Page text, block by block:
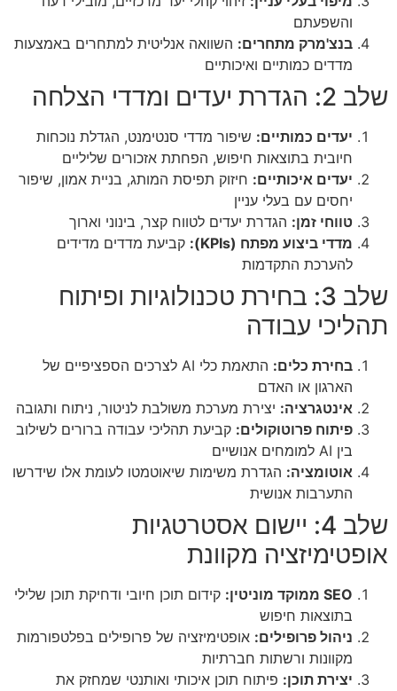
והשפעתם
בנצ'מרק מתחרים: השוואה אנליטית למתחרים באמצעות
מדדים כמותיים ואיכותיים
שלב 2: הגדרת יעדים ומדדי הצלחה
יעדים כמותיים: שיפור מדדי סנטימנט, הגדלת נוכחות
חיובית בתוצאות חיפוש, הפחתת אזכורים שליליים
יעדים איכותיים: חיזוק תפיסת המותג, בניית אמון, שיפור
יחסים עם בעלי עניין
טווחי זמן: הגדרת יעדים לטווח קצר, בינוני וארוך
מדדי ביצוע מפתח (KPIs):
קביעת מדדים מדידים
להערכת התקדמות
שלב 3: בחירת טכנולוגיות ופיתוח
תהליכי עבודה
בחירת כלים:
התאמת כלי AI לצרכים הספציפיים של
הארגון או האדם
אינטגרציה: יצירת מערכת משולבת לניטור, ניתוח ותגובה
פיתוח פרוטוקולים: קביעת תהליכי עבודה ברורים לשילוב
בין AI למומחים אנושיים
אוטומציה: הגדרת משימות שיאוטמטו לעומת אלו שידרשו
התערבות אנושית
שלב 4: יישום אסטרטגיות
אופטימיזציה מקוונת
SEO ממוקד מוניטין:
קידום תוכן חיובי ודחיקת תוכן שלילי
בתוצאות חיפוש
ניהול פרופילים: אופטימיזציה של פרופילים בפלטפורמות
מקוונות ורשתות חברתיות
יצירת תוכן: פיתוח תוכן איכותי ואותנטי שמחזק את